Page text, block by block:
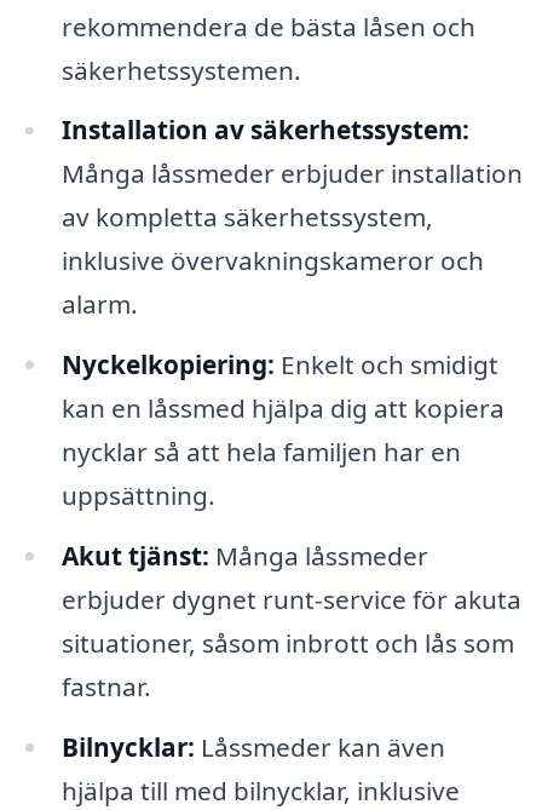
rekommendera de bästa låsen och
säkerhetssystemen.
Installation av säkerhetssystem:
Många låssmeder erbjuder installation
av kompletta säkerhetssystem,
inklusive övervakningskameror och
alarm.
Nyckelkopiering: Enkelt och smidigt
kan en låssmed hjälpa dig att kopiera
nycklar så att hela familjen har en
uppsättning.
Akut tjänst: Många låssmeder
erbjuder dygnet runt-service för akuta
situationer, såsom inbrott och lås som
fastnar.
Bilnycklar: Låssmeder kan även
hjälpa till med bilnycklar, inklusive